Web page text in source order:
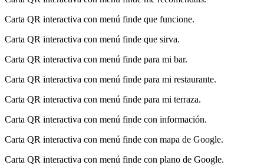
Carta QR interactiva con menú finde que funcione.
Carta QR interactiva con menú finde que sirva.
Carta QR interactiva con menú finde para mi bar.
Carta QR interactiva con menú finde para mi restaurante.
Carta QR interactiva con menú finde para mi terraza.
Carta QR interactiva con menú finde con información.
Carta QR interactiva con menú finde con mapa de Google.
Carta QR interactiva con menú finde con plano de Google.